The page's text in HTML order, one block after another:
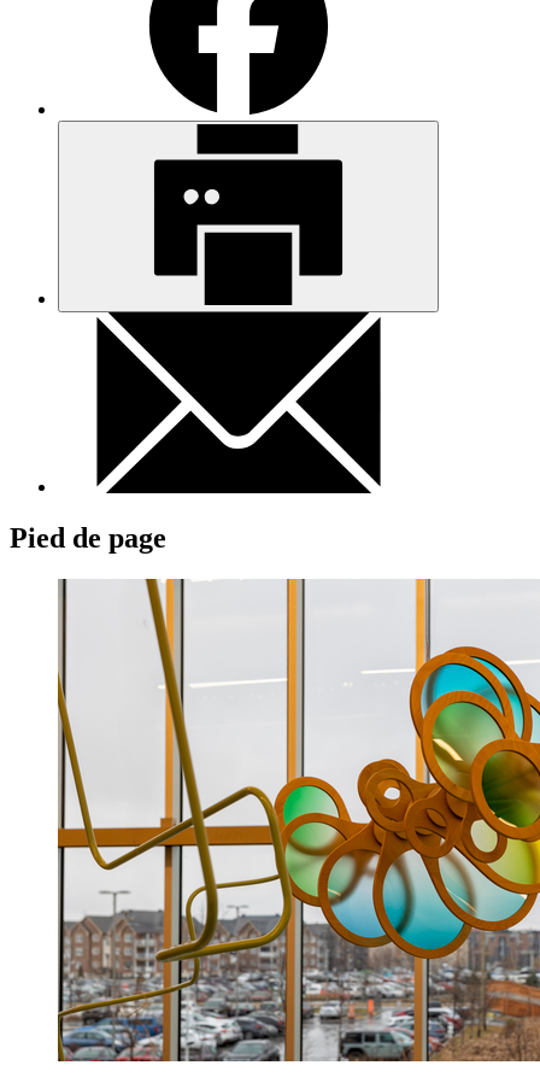
Pied de page